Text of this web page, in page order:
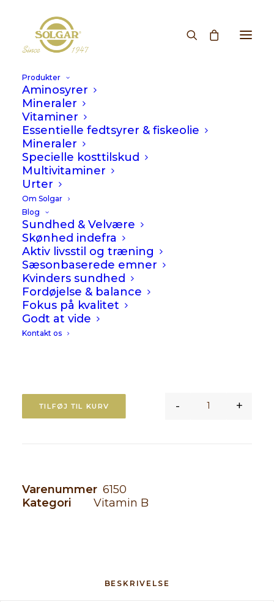
Produkter
Aminosyrer
Mineraler
Vitaminer
Essentielle fedtsyrer & fiskeolie
Mineraler
Specielle kosttilskud
Multivitaminer
Urter
Om Solgar
Blog
Sundhed & Velvære
Skønhed indefra
Aktiv livsstil og træning
Sæsonbaserede emner
Kvinders sundhed
Fordøjelse & balance
Fokus på kvalitet
Godt at vide
Kontakt os
Folacin (Folic Acid)
400 µg
Glasstørrelser:
64kr.
Bidrager til vævsvæksten hos den
gravide kvinde
Anbefales til gravide kvinder og dem
som gerne vil være det
Bidrager til generelt velbefindende for
mænd og kvinder i alle aldre
Også kendt som vitamin B9
Vegansk
- +
TILFØJ TIL KURV
Varenummer 6150
Kategori
Vitamin B
BESKRIVELSE